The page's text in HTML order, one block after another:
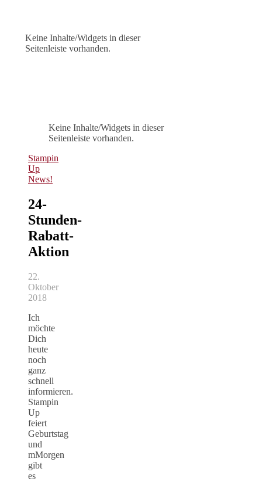
Keine Inhalte/Widgets in dieser
Seitenleiste vorhanden.
Keine Inhalte/Widgets in dieser
Seitenleiste vorhanden.
Stampin
Up
News!
24-
Stunden-
Rabatt-
Aktion
22.
Oktober
2018
Ich
möchte
Dich
heute
noch
ganz
schnell
informieren.
Stampin
Up
feiert
Geburtstag
und
mMorgen
gibt
es